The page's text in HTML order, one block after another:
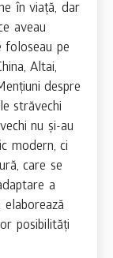
în viață, dar
aveau
foloseau pe
Altai,
despre
străvechi
nu și-au
modern, ci
care se
a
posibilități